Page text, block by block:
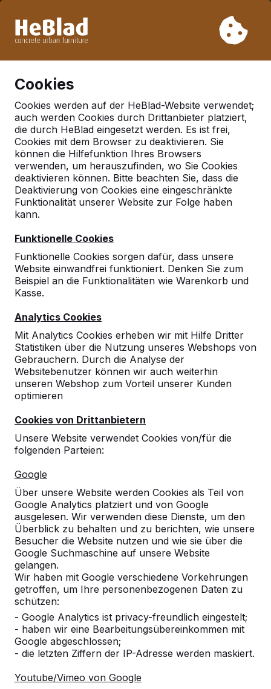
Woche 33 nicht. Bitte berücksichtigen Sie daher längere
Cookies
Cookies werden auf der HeBlad-Website verwendet;
auch werden Cookies durch Drittanbieter platziert,
die durch HeBlad eingesetzt werden. Es ist frei,
Cookies mit dem Browser zu deaktivieren. Sie
können die Hilfefunktion Ihres Browsers
verwenden, um herauszufinden, wo Sie Cookies
deaktivieren können. Bitte beachten Sie, dass die
Deaktivierung von Cookies eine eingeschränkte
Funktionalität unserer Website zur Folge haben
kann.
Funktionelle Cookies
Funktionelle Cookies sorgen dafür, dass unsere
Website einwandfrei funktioniert. Denken Sie zum
Beispiel an die Funktionalitäten wie Warenkorb und
Kasse.
Analytics Cookies
Mit Analytics Cookies erheben wir mit Hilfe Dritter
Statistiken über die Nutzung unseres Webshops von
Gebrauchern. Durch die Analyse der
Websitebenutzer können wir auch weiterhin
unseren Webshop zum Vorteil unserer Kunden
optimieren
Cookies von Drittanbietern
Unsere Website verwendet Cookies von/für die
folgenden Parteien:
Google
Über unsere Website werden Cookies als Teil von
Google Analytics platziert und von Google
ausgelesen. Wir verwenden diese Dienste, um den
Überblick zu behalten und zu berichten, wie unsere
Besucher die Website nutzen und wie sie über die
Google Suchmaschine auf unsere Website
gelangen.
Wir haben mit Google verschiedene Vorkehrungen
getroffen, um Ihre personenbezogenen Daten zu
schützen:
- Google Analytics ist privacy-freundlich eingestelt;
- haben wir eine Bearbeitungsübereinkommen mit
Google abgeschlossen;
- die letzten Ziffern der IP-Adresse werden maskiert.
Youtube/Vimeo von Google
Fußvolleyball
Fuß-Volleyball Tisch in
Grün
65reviews
€ 3.300,00
2. Produkt und folgende für€ 3.100,00per Stück,
6%sparen!
Farbe
Anzahl
Zur Bestellung hinzufügen